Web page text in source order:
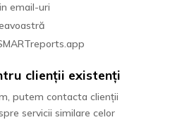
email-uri
clienții existenți
putem contacta clienții
servicii similare celor